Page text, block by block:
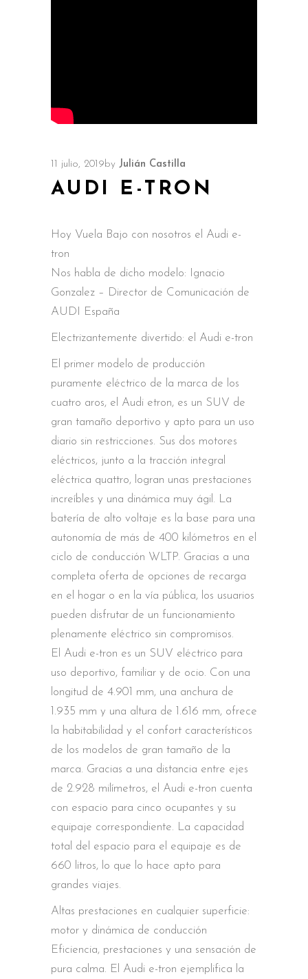
11 julio, 2019by Julián Castilla
AUDI E-TRON
Hoy Vuela Bajo con nosotros el Audi e-
tron
Nos habla de dicho modelo: Ignacio
Gonzalez – Director de Comunicación de
AUDI España
Electrizantemente divertido: el Audi e-tron
El primer modelo de producción
puramente eléctrico de la marca de los
cuatro aros, el Audi etron, es un SUV de
gran tamaño deportivo y apto para un uso
diario sin restricciones. Sus dos motores
eléctricos, junto a la tracción integral
eléctrica quattro, logran unas prestaciones
increíbles y una dinámica muy ágil. La
batería de alto voltaje es la base para una
autonomía de más de 400 kilómetros en el
ciclo de conducción WLTP. Gracias a una
completa oferta de opciones de recarga
en el hogar o en la vía pública, los usuarios
pueden disfrutar de un funcionamiento
plenamente eléctrico sin compromisos.
El Audi e-tron es un SUV eléctrico para
uso deportivo, familiar y de ocio. Con una
longitud de 4.901 mm, una anchura de
1.935 mm y una altura de 1.616 mm, ofrece
la habitabilidad y el confort característicos
de los modelos de gran tamaño de la
marca. Gracias a una distancia entre ejes
de 2.928 milímetros, el Audi e-tron cuenta
con espacio para cinco ocupantes y su
equipaje correspondiente. La capacidad
total del espacio para el equipaje es de
660 litros, lo que lo hace apto para
grandes viajes.
Altas prestaciones en cualquier superficie:
motor y dinámica de conducción
Eficiencia, prestaciones y una sensación de
pura calma. El Audi e-tron ejemplifica la